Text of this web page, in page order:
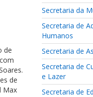
de
de
Max
Secretaria da
Secretaria de
Humanos
Secretaria de
Secretaria de
e Lazer
Secretaria de